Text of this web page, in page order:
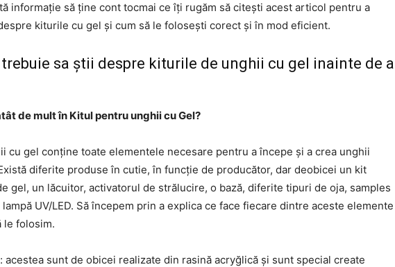
informație să ține cont tocmai ce îți rugăm să citești acest articol pentru a
kiturile cu gel și cum să le folosești corect și în mod eficient.
sa știi despre kiturile de unghii cu gel inainte de a
de mult în Kitul pentru unghii cu Gel?
cu gel conține toate elementele necesare pentru a începe și a crea unghii
diferite produse în cutie, în funcție de producător, dar deobicei un kit
gel, un lăcuitor, activatorul de strălucire, o bază, diferite tipuri de oja, samples
UV/LED. Să începem prin a explica ce face fiecare dintre aceste elemente
le folosim.
acestea sunt de obicei realizate din rasină acryğlică și sunt special create